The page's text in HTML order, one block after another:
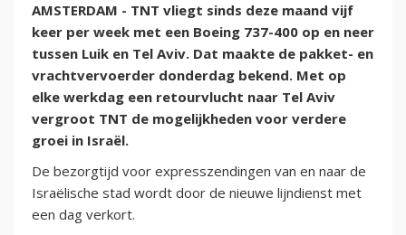
AMSTERDAM - TNT vliegt sinds deze maand vijf
keer per week met een Boeing 737-400 op en neer
tussen Luik en Tel Aviv. Dat maakte de pakket- en
vrachtvervoerder donderdag bekend. Met op
elke werkdag een retourvlucht naar Tel Aviv
vergroot TNT de mogelijkheden voor verdere
groei in Israël.
De bezorgtijd voor expresszendingen van en naar de
Israëlische stad wordt door de nieuwe lijndienst met
een dag verkort.